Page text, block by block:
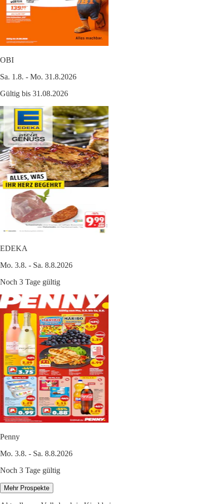
OBI
Sa. 1.8. - Mo. 31.8.2026
Gültig bis 31.08.2026
EDEKA
Mo. 3.8. - Sa. 8.8.2026
Noch 3 Tage gültig
Penny
Mo. 3.8. - Sa. 8.8.2026
Noch 3 Tage gültig
Mehr Prospekte